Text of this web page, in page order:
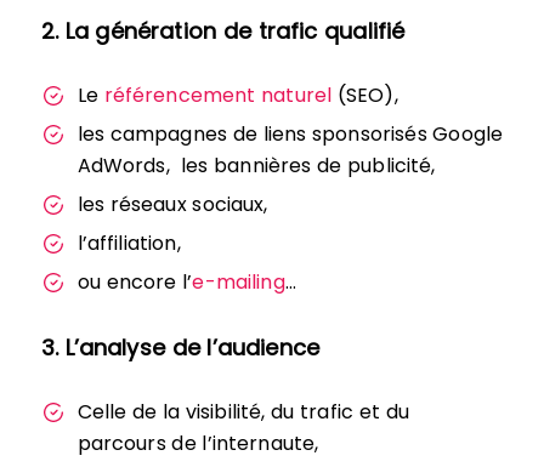
2. La génération de trafic qualifié
Le référencement naturel (SEO),
les campagnes de liens sponsorisés Google
AdWords, les bannières de publicité,
les réseaux sociaux,
l’affiliation,
ou encore l’e-mailing…
3. L’analyse de l’audience
Celle de la visibilité, du trafic et du
parcours de l’internaute,